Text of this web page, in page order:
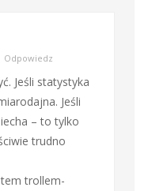
Odpowiedz
Jeśli statystyka
Jeśli
– to tylko
trudno
trollem-